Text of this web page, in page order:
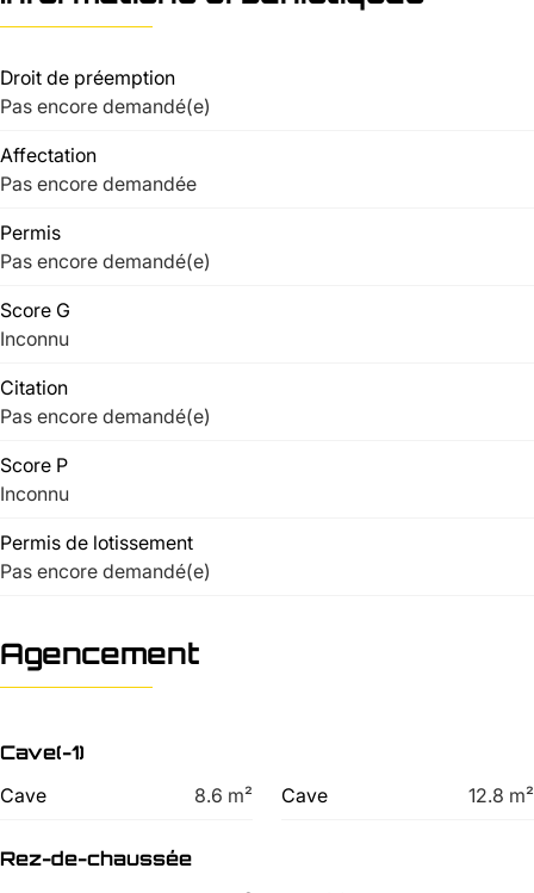
Droit de préemption
Pas encore demandé(e)
Affectation
Pas encore demandée
Permis
Pas encore demandé(e)
Score G
Inconnu
Citation
Pas encore demandé(e)
Score P
Inconnu
Permis de lotissement
Pas encore demandé(e)
Agencement
Cave(-1)
Cave
8.6 m² Cave 12.8 m²
Rez-de-chaussée